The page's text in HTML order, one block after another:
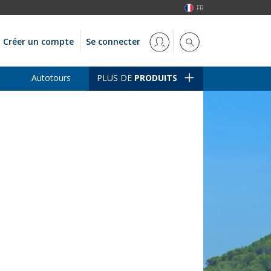
FR
Créer un compte Se connecter
Autotours PLUS DE PRODUITS